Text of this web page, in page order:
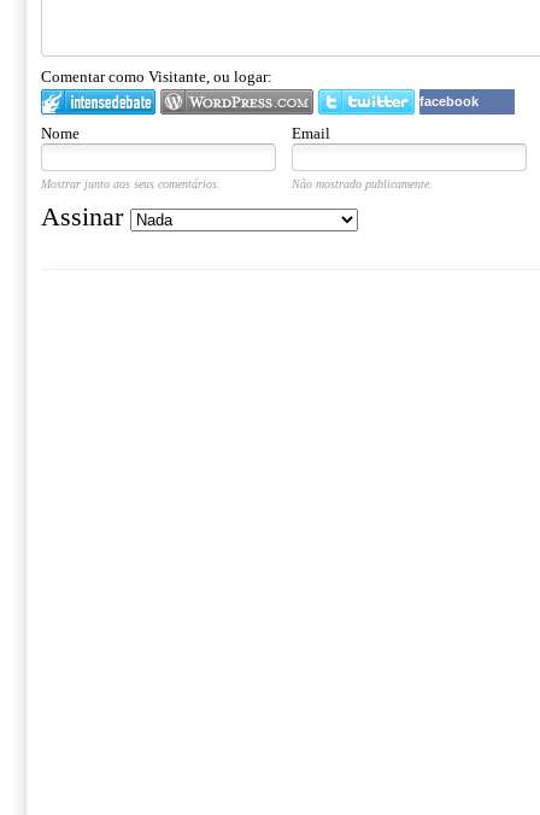
Comentar como Visitante, ou logar:
facebook
Nome Email
Mostrar junto aos seus comentários. Não mostrado publicamente.
Assinar